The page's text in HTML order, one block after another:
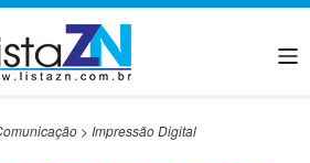
> Impressão Digital